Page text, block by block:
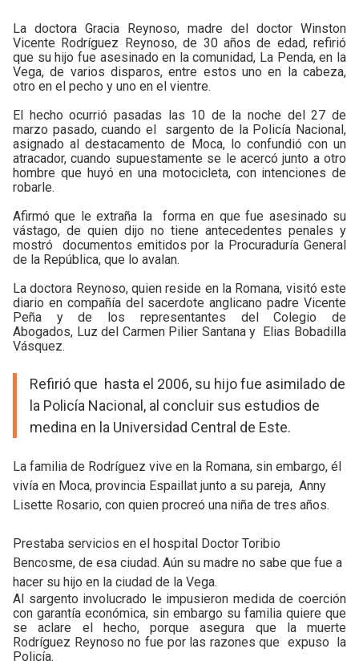
La doctora Gracia Reynoso, madre del doctor Winston
Vicente Rodríguez Reynoso, de 30 años de edad, refirió
que su hijo fue asesinado en la comunidad, La Penda, en la
Vega, de varios disparos, entre estos uno en la cabeza,
otro en el pecho y uno en el vientre.
El hecho ocurrió pasadas las 10 de la noche del 27 de
marzo pasado, cuando el sargento de la Policía Nacional,
asignado al destacamento de Moca, lo confundió con un
atracador, cuando supuestamente se le acercó junto a otro
hombre que huyó en una motocicleta, con intenciones de
robarle.
Afirmó que le extraña la forma en que fue asesinado su
vástago, de quien dijo no tiene antecedentes penales y
mostró documentos emitidos por la Procuraduría General
de la República, que lo avalan.
La doctora Reynoso, quien reside en la Romana, visitó este
diario en compañía del sacerdote anglicano padre Vicente
Peña y de los representantes del Colegio de
Abogados, Luz del Carmen Pilier Santana y Elias Bobadilla
Vásquez.
Refirió que hasta el 2006, su hijo fue asimilado de
la Policía Nacional, al concluir sus estudios de
medina en la Universidad Central de Este.
La familia de Rodríguez vive en la Romana, sin embargo, él
vivía en Moca, provincia Espaillat junto a su pareja, Anny
Lisette Rosario, con quien procreó una niña de tres años.
Prestaba servicios en el hospital Doctor Toribio
Bencosme, de esa ciudad. Aún su madre no sabe que fue a
hacer su hijo en la ciudad de la Vega.
Al sargento involucrado le impusieron medida de coerción
con garantía económica, sin embargo su familia quiere que
se aclare el hecho, porque asegura que la muerte
Rodríguez Reynoso no fue por las razones que expuso la
Policía.